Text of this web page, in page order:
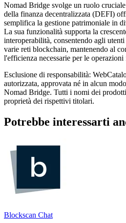
Nomad Bridge svolge un ruolo
della finanza decentralizzata (DEFI)
semplifica la gestione patrimoniale in
La sua funzionalità supporta la
interoperabilità, consentendo agli
varie reti blockchain, mantenendo al
l'efficienza necessarie per le
Esclusione di responsabilità:
autorizzata, approvata né in alcun
Nomad Bridge. Tutti i nomi dei
proprietà dei rispettivi titolari.
Potrebbe interessarti
Blockscan Chat